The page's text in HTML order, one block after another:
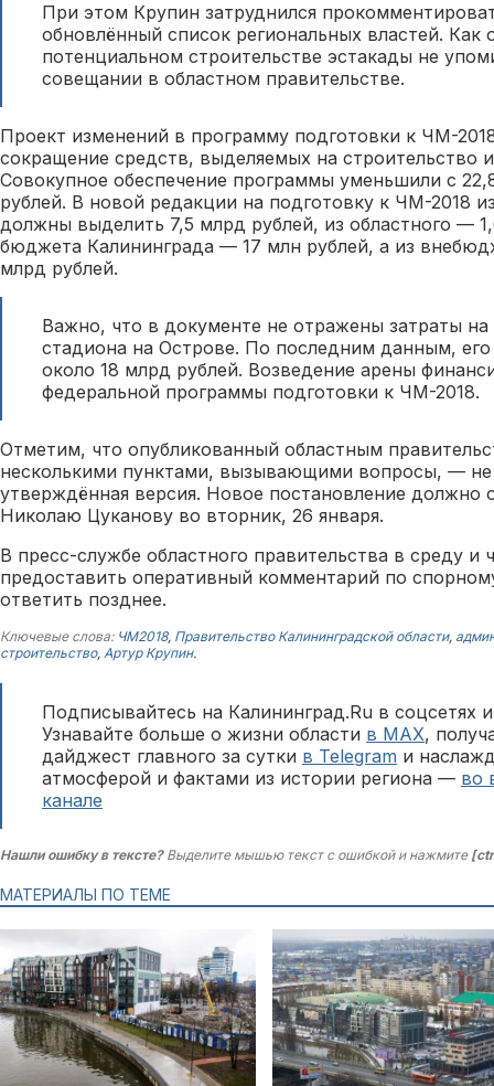
При этом Крупин затруднился
обновлённый список региональных властей. Как
потенциальном строительстве эстакады не
совещании в областном правительстве.
Проект изменений в программу подготовки к ЧМ-
сокращение средств, выделяемых на строительство
Совокупное обеспечение программы уменьшили с
рублей. В новой редакции на подготовку к ЧМ-2018
должны выделить 7,5 млрд рублей, из областного —
бюджета Калининграда — 17 млн рублей, а из
млрд рублей.
Важно, что в документе не отражены затраты на
стадиона на Острове. По последним данным, его
около 18 млрд рублей. Возведение арены
федеральной программы подготовки к ЧМ-2018.
Отметим, что опубликованный областным
несколькими пунктами, вызывающими вопросы, — не
утверждённая версия. Новое постановление должно
Николаю Цуканову во вторник, 26 января.
В пресс-службе областного правительства в среду и
предоставить оперативный комментарий по
ответить позднее.
Ключевые слова: ЧМ2018, Правительство Калининградской области,
строительство, Артур Крупин.
Подписывайтесь на Калининград.Ru в соцсетях
Узнавайте больше о жизни области в MAX,
дайджест главного за сутки в Telegram и
атмосферой и фактами из истории региона — во
канале
Нашли ошибку в тексте?Выделите мышью текст с ошибкой и нажмите
МАТЕРИАЛЫ ПО ТЕМЕ